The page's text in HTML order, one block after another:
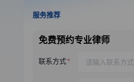
服务推荐
免费预约专业律师
联系方式